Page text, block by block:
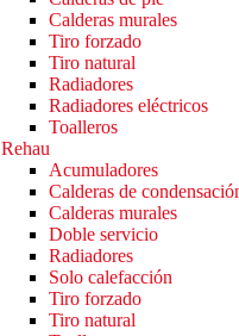
Calderas murales
Tiro forzado
Tiro natural
Radiadores
Radiadores eléctricos
Toalleros
Rehau
Acumuladores
Calderas de
Calderas murales
Doble servicio
Radiadores
Solo calefacción
Tiro forzado
Tiro natural